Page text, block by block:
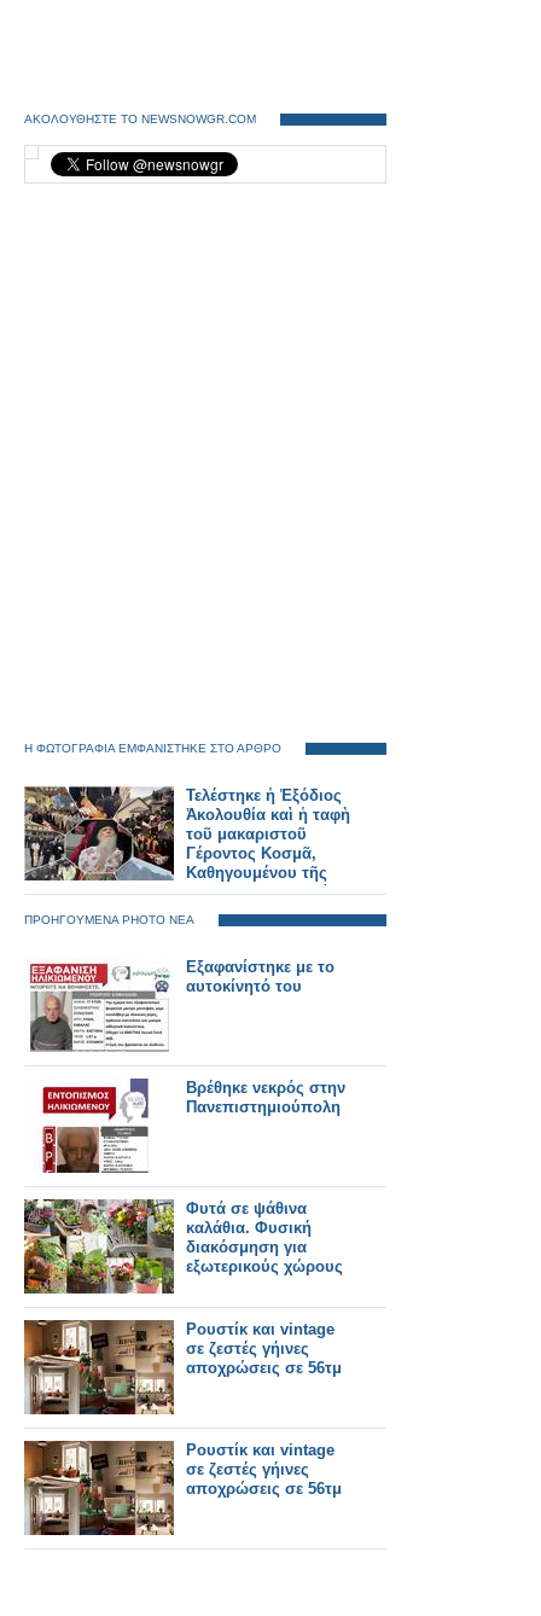
ΑΚΟΛΟΥΘΗΣΤΕ ΤΟ NEWSNOWGR.COM
Η ΦΩΤΟΓΡΑΦΙΑ ΕΜΦΑΝΙΣΤΗΚΕ ΣΤΟ ΑΡΘΡΟ
Τελέστηκε ἡ Ἐξόδιος
Ἀκολουθία καὶ ἡ ταφὴ
τοῦ μακαριστοῦ
Γέροντος Κοσμᾶ,
Καθηγουμένου τῆς
Ἱερᾶς Μονῆς Στομίου
Κονίτσης
ΠΡΟΗΓΟΥΜΕΝΑ PHOTO ΝΕΑ
Εξαφανίστηκε με το
αυτοκίνητό του
Βρέθηκε νεκρός στην
Πανεπιστημιούπολη
Φυτά σε ψάθινα
καλάθια. Φυσική
διακόσμηση για
εξωτερικούς χώρους
Ρουστίκ και vintage
σε ζεστές γήινες
αποχρώσεις σε 56τμ
Ρουστίκ και vintage
σε ζεστές γήινες
αποχρώσεις σε 56τμ